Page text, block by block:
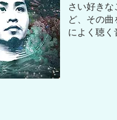
さい好き
ど、その
によく聴く